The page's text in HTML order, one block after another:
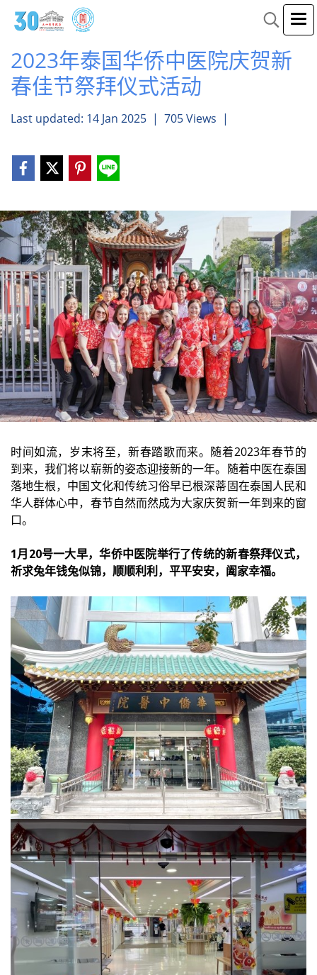
2023年泰国华侨中医院庆贺新
春佳节祭拜仪式活动
Last updated: 14 Jan 2025 | 705 Views |
时间如流，岁末将至，新春踏歌而来。随着2023年春节的
到来，我们将以崭新的姿态迎接新的一年。随着中医在泰国
落地生根，中国文化和传统习俗早已根深蒂固在泰国人民和
华人群体心中，春节自然而然成为大家庆贺新一年到来的窗
口。
1月20号一大早，华侨中医院举行了传统的新春祭拜仪式，
祈求兔年钱兔似锦，顺顺利利，平平安安，阖家幸福。